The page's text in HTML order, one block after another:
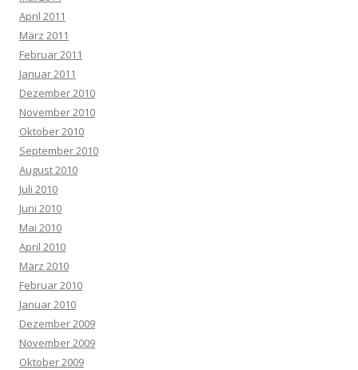
April 2011
März 2011
Februar 2011
Januar 2011
Dezember 2010
November 2010
Oktober 2010
September 2010
August 2010
Juli 2010
Juni 2010
Mai 2010
April 2010
März 2010
Februar 2010
Januar 2010
Dezember 2009
November 2009
Oktober 2009